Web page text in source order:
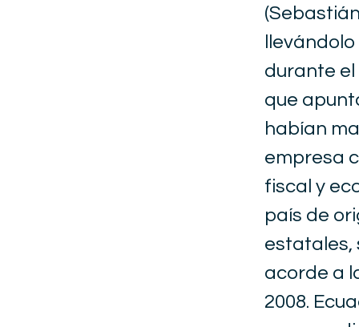
durante el
que
habían
empresa
fiscal y
país de
estatales,
acorde a
2008.